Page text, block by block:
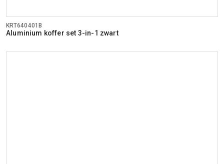
KRT640401B
Aluminium koffer set 3-in-1 zwart